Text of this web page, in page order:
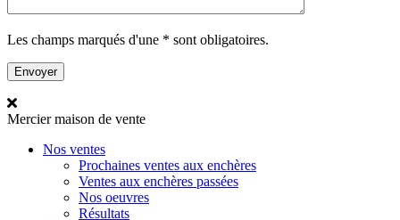
Les champs marqués d'une * sont obligatoires.
Merciermaison de vente
Nos ventes
Prochaines ventes aux enchères
Ventes aux enchères passées
Nos oeuvres
Résultats